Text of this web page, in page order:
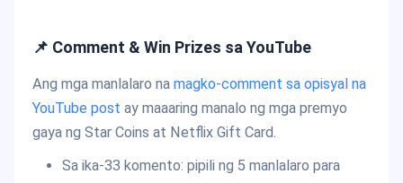
📌 Comment & Win Prizes sa YouTube
Ang mga manlalaro na magko-comment sa opisyal na
YouTube post ay maaaring manalo ng mga premyo
gaya ng Star Coins at Netflix Gift Card.
Sa ika-33 komento: pipili ng 5 manlalaro para